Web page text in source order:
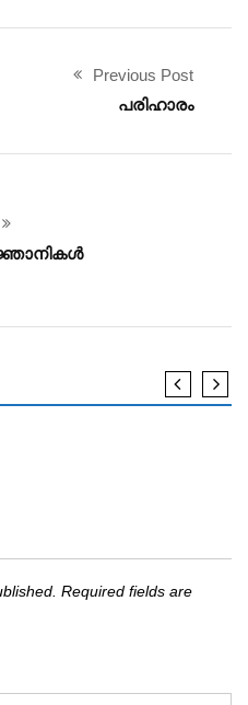
Previous Post
പരിഹാരം
Required fields are